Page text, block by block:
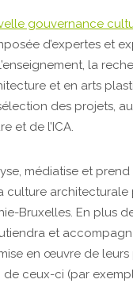
gouvernance
d’expertes et
la
et en arts
des projets,
et de l’ICA.
médiatise et
culture architecturale
Bruxelles. En plus
et
en œuvre de leurs
ceux-ci (par